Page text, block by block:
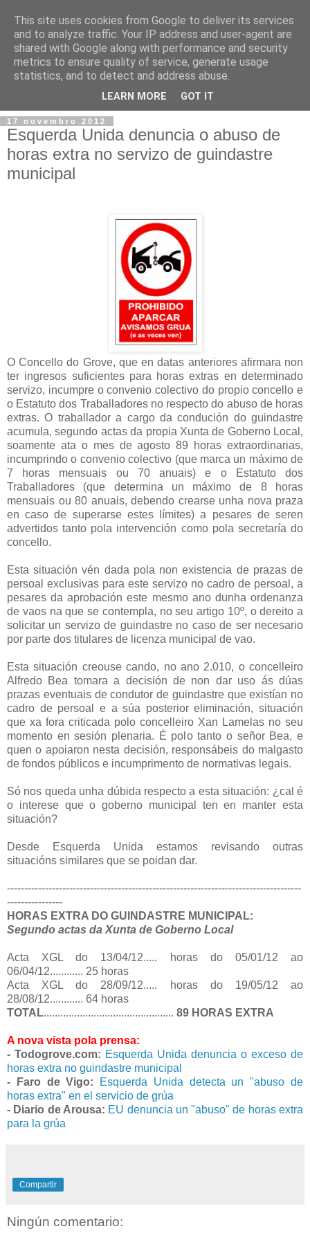
17 novembro 2012
Esquerda Unida denuncia o abuso de
horas extra no servizo de guindastre
municipal
O Concello do Grove, que en datas anteriores afirmara non
ter ingresos suficientes para horas extras en determinado
servizo, incumpre o convenio colectivo do propio concello e
o Estatuto dos Traballadores no respecto do abuso de horas
extras. O traballador a cargo da condución do guindastre
acumula, segundo actas da propia Xunta de Goberno Local,
soamente ata o mes de agosto 89 horas extraordinarias,
incumprindo o convenio colectivo (que marca un máximo de
7 horas mensuais ou 70 anuais) e o Estatuto dos
Traballadores (que determina un máximo de 8 horas
mensuais ou 80 anuais, debendo crearse unha nova praza
en caso de superarse estes límites) a pesares de seren
advertidos tanto pola intervención como pola secretaría do
concello.
Esta situación vén dada pola non existencia de prazas de
persoal exclusivas para este servizo no cadro de persoal, a
pesares da aprobación este mesmo ano dunha ordenanza
de vaos na que se contempla, no seu artigo 10º, o dereito a
solicitar un servizo de guindastre no caso de ser necesario
por parte dos titulares de licenza municipal de vao.
Esta situación creouse cando, no ano 2.010, o concelleiro
Alfredo Bea tomara a decisión de non dar uso ás dúas
prazas eventuais de condutor de guindastre que existían no
cadro de persoal e a súa posterior eliminación, situación
que xa fora criticada polo concelleiro Xan Lamelas no seu
momento en sesión plenaria. É polo tanto o señor Bea, e
quen o apoiaron nesta decisión, responsábeis do malgasto
de fondos públicos e incumprimento de normativas legais.
Só nos queda unha dúbida respecto a esta situación: ¿cal é
o interese que o goberno municipal ten en manter esta
situación?
Desde Esquerda Unida estamos revisando outras
situacións similares que se poidan dar.
-------------------------------------------------------------------------------------
----------------
HORAS EXTRA DO GUINDASTRE MUNICIPAL:
Segundo actas da Xunta de Goberno Local
Acta XGL do 13/04/12..... horas do 05/01/12 ao
06/04/12............ 25 horas
Acta XGL do 28/09/12..... horas do 19/05/12 ao
28/08/12............ 64 horas
TOTAL............................................... 89 HORAS EXTRA
A nova vista pola prensa:
- Todogrove.com: Esquerda Unida denuncia o exceso de
horas extra no guindastre municipal
- Faro de Vigo:
Esquerda Unida detecta un "abuso de
horas extra" en el servicio de grúa
- Diario de Arousa: EU denuncia un "abuso" de horas extra
para la grúa
Compartir
Ningún comentario:
This site uses cookies from Google to deliver its services
and to analyze traffic. Your IP address and user-agent are
shared with Google along with performance and security
metrics to ensure quality of service, generate usage
statistics, and to detect and address abuse.
LEARN MORE GOT IT